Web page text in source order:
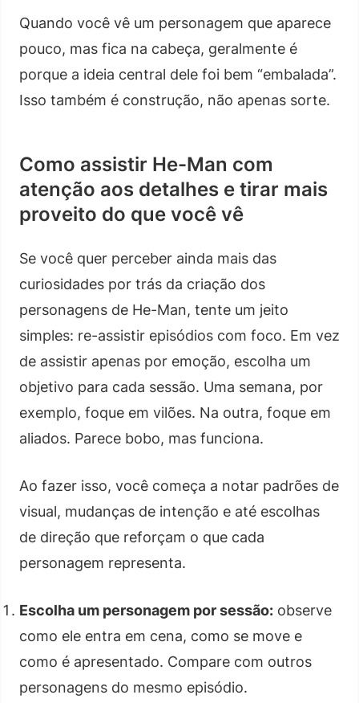
Quando você vê um personagem que aparece
pouco, mas fica na cabeça, geralmente é
porque a ideia central dele foi bem “embalada”.
Isso também é construção, não apenas sorte.
Como assistir He-Man com
atenção aos detalhes e tirar mais
proveito do que você vê
Se você quer perceber ainda mais das
curiosidades por trás da criação dos
personagens de He-Man, tente um jeito
simples: re-assistir episódios com foco. Em vez
de assistir apenas por emoção, escolha um
objetivo para cada sessão. Uma semana, por
exemplo, foque em vilões. Na outra, foque em
aliados. Parece bobo, mas funciona.
Ao fazer isso, você começa a notar padrões de
visual, mudanças de intenção e até escolhas
de direção que reforçam o que cada
personagem representa.
Escolha um personagem por sessão: observe
como ele entra em cena, como se move e
como é apresentado. Compare com outros
personagens do mesmo episódio.